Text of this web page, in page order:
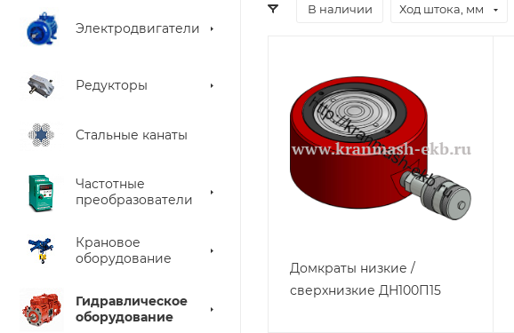
Электродвигатели
Редукторы
Стальные канаты
Частотные
преобразователи
Крановое
оборудование
Гидравлическое
оборудование
В наличии Ход штока, мм
Домкраты низкие /
сверхнизкие ДН100П15